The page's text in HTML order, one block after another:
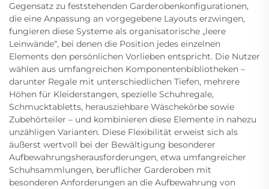
Gegensatz zu feststehenden Garderobenkonfigurationen,
die eine Anpassung an vorgegebene Layouts erzwingen,
fungieren diese Systeme als organisatorische „leere
Leinwände“, bei denen die Position jedes einzelnen
Elements den persönlichen Vorlieben entspricht. Die Nutzer
wählen aus umfangreichen Komponentenbibliotheken –
darunter Regale mit unterschiedlichen Tiefen, mehrere
Höhen für Kleiderstangen, spezielle Schuhregale,
Schmucktabletts, herausziehbare Wäschekörbe sowie
Zubehörteiler – und kombinieren diese Elemente in nahezu
unzähligen Varianten. Diese Flexibilität erweist sich als
äußerst wertvoll bei der Bewältigung besonderer
Aufbewahrungsherausforderungen, etwa umfangreicher
Schuhsammlungen, beruflicher Garderoben mit
besonderen Anforderungen an die Aufbewahrung von